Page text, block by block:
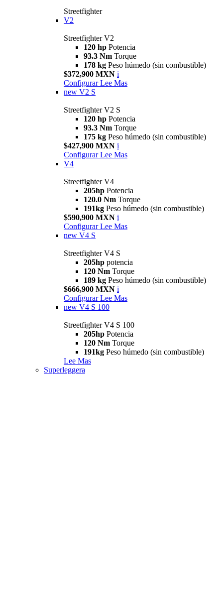
Streetfighter
V2
Streetfighter V2
120 hp Potencia
93.3 Nm Torque
178 kg Peso húmedo (sin combustible)
$372,900 MXN i
Configurar Lee Mas
new V2 S
Streetfighter V2 S
120 hp Potencia
93.3 Nm Torque
175 kg Peso húmedo (sin combustible)
$427,900 MXN i
Configurar Lee Mas
V4
Streetfighter V4
205hp Potencia
120.0 Nm Torque
191kg Peso húmedo (sin combustible)
$590,900 MXN i
Configurar Lee Mas
new V4 S
Streetfighter V4 S
205hp potencia
120 Nm Torque
189 kg Peso húmedo (sin combustible)
$666,900 MXN i
Configurar Lee Mas
new V4 S 100
Streetfighter V4 S 100
205hp Potencia
120 Nm Torque
191kg Peso húmedo (sin combustible)
Lee Mas
Superleggera